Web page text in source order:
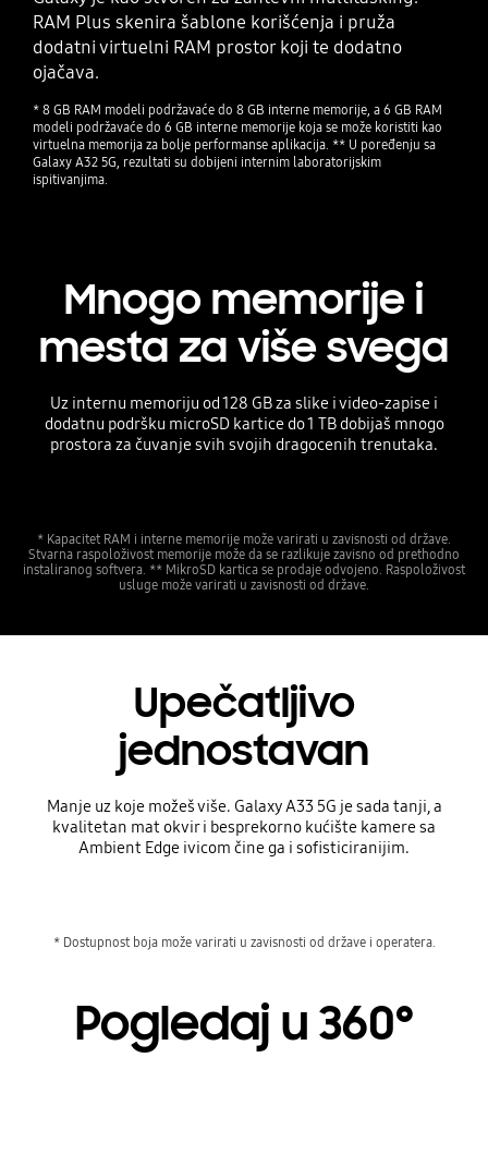
RAM Plus skenira šablone korišćenja i pruža
dodatni virtuelni RAM prostor koji te dodatno
ojačava.
* 8 GB RAM modeli podržavaće do 8 GB interne memorije, a 6 GB RAM
modeli podržavaće do 6 GB interne memorije koja se može koristiti kao
virtuelna memorija za bolje performanse aplikacija. ** U poređenju sa
Galaxy A32 5G, rezultati su dobijeni internim laboratorijskim
ispitivanjima.
Mnogo memorije i
mesta za više svega
Uz internu memoriju od 128 GB za slike i video-zapise i
dodatnu podršku microSD kartice do 1 TB dobijaš mnogo
prostora za čuvanje svih svojih dragocenih trenutaka.
* Kapacitet RAM i interne memorije može varirati u zavisnosti od države.
Stvarna raspoloživost memorije može da se razlikuje zavisno od prethodno
instaliranog softvera. ** MikroSD kartica se prodaje odvojeno. Raspoloživost
usluge može varirati u zavisnosti od države.
Upečatljivo
jednostavan
Manje uz koje možeš više. Galaxy A33 5G je sada tanji, a
kvalitetan mat okvir i besprekorno kućište kamere sa
Ambient Edge ivicom čine ga i sofisticiranijim.
* Dostupnost boja može varirati u zavisnosti od države i operatera.
Pogledaj u 360°